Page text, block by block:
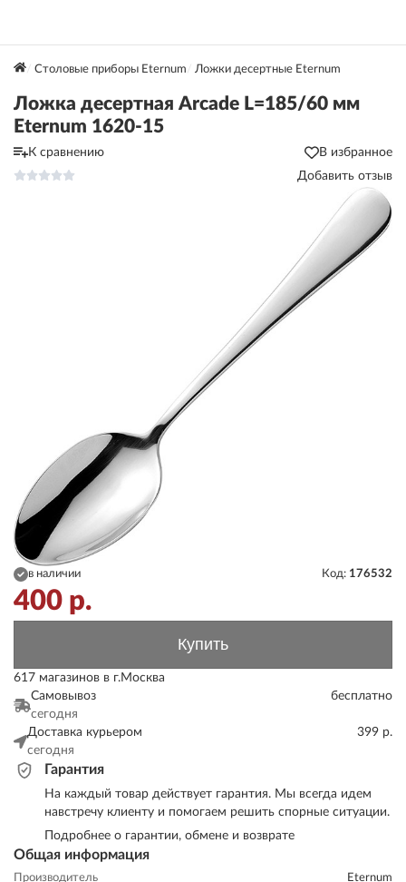
Столовые приборы Eternum Ложки десертные Eternum
Ложка десертная Arcade L=185/60 мм
Eternum 1620-15
К сравнению
В избранное
Добавить отзыв
Общая информация
Производитель
Eternum
в наличии Код: 176532
400 р.
Купить
617 магазинов в г.Москва
Самовывоз
сегодня
бесплатно
Доставка курьером
сегодня
399 р.
Гарантия
На каждый товар действует гарантия. Мы всегда идем
навстречу клиенту и помогаем решить спорные ситуации.
Подробнее о гарантии, обмене и возврате